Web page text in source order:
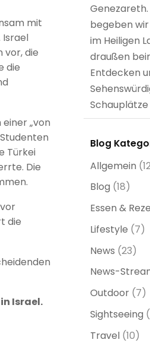
begeben
im Heiligen
draußen
Entdecken
Blog
Allgemein
Blog (18)
Essen &
Lifestyle (7)
News (23)
News-
Outdoor(7)
Sightseeing
Travel(10)
mit
vor, die
die
„von
Türkei
Die
die
Israel.